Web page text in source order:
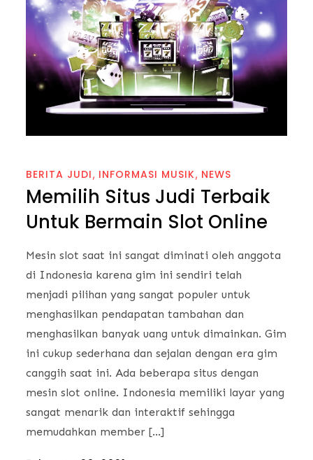
BERITA JUDI INFORMASI MUSIK NEWS
Memilih Situs Judi Terbaik
Untuk Bermain Slot Online
Mesin slot saat ini sangat diminati oleh anggota
di Indonesia karena gim ini sendiri telah
menjadi pilihan yang sangat populer untuk
menghasilkan pendapatan tambahan dan
menghasilkan banyak uang untuk dimainkan. Gim
ini cukup sederhana dan sejalan dengan era gim
canggih saat ini. Ada beberapa situs dengan
mesin slot online. Indonesia memiliki layar yang
sangat menarik dan interaktif sehingga
memudahkan member […]